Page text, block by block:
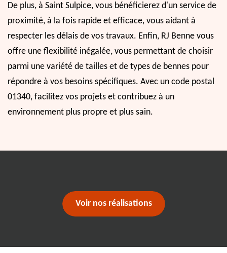
De plus, à Saint Sulpice, vous bénéficierez d'un service de
proximité, à la fois rapide et efficace, vous aidant à
respecter les délais de vos travaux. Enfin, RJ Benne vous
offre une flexibilité inégalée, vous permettant de choisir
parmi une variété de tailles et de types de bennes pour
répondre à vos besoins spécifiques. Avec un code postal
01340, facilitez vos projets et contribuez à un
environnement plus propre et plus sain.
Voir nos réalisations